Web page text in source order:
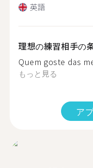
英語
理想の練習相手の
Quem goste das
もっと見る
ア